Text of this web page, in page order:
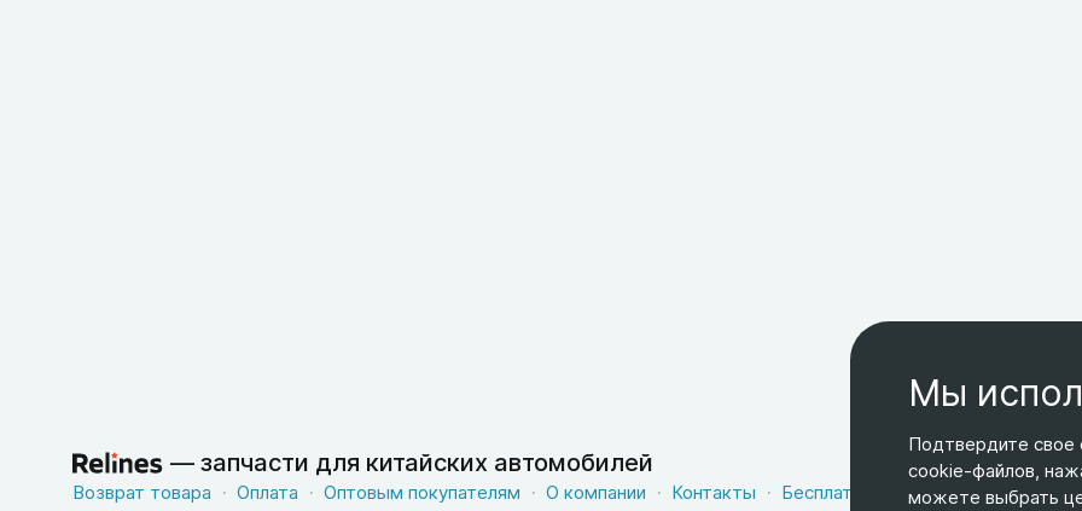
— запчасти для китайских автомобилей
Возврат товара Оплата Оптовым покупателям О компании Контакты Бесплатная доставка
Оферта
Мы
Подтвердите свое
cookie-файлов,
можете выбрать